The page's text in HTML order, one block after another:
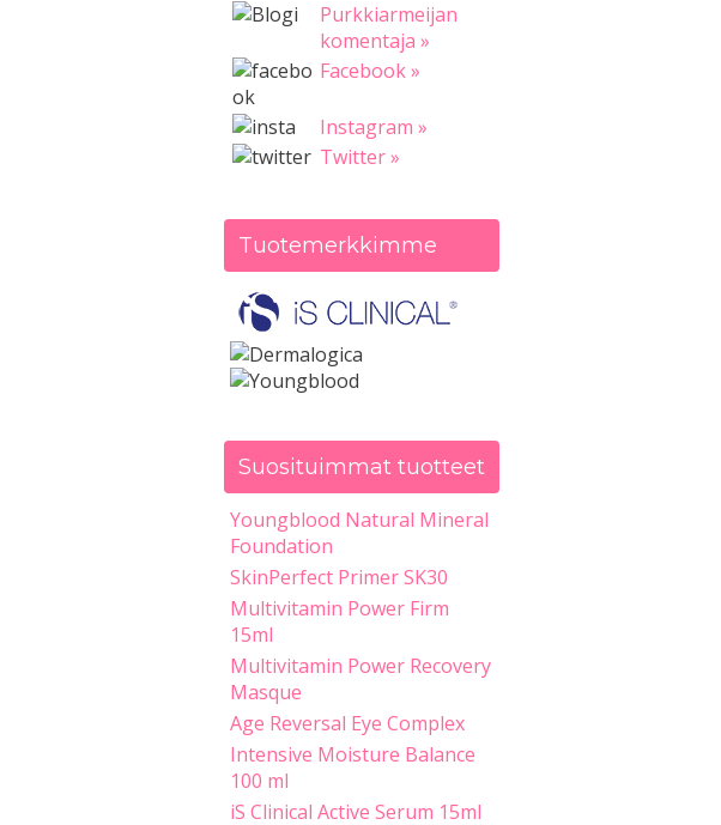
Purkkiarmeijan
komentaja »
Facebook »
Instagram »
Twitter »
Tuotemerkkimme
Suosituimmat tuotteet
Youngblood Natural Mineral
Foundation
SkinPerfect Primer SK30
Multivitamin Power Firm
15ml
Multivitamin Power Recovery
Masque
Age Reversal Eye Complex
Intensive Moisture Balance
100 ml
iS Clinical Active Serum 15ml